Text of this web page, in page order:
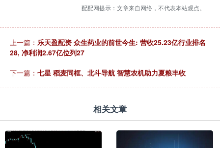
配配网提示：文章来自网络，不代表本站观点。
上一篇： 乐天盈配资 众生药业的前世今生: 营收25.23亿行业排名
28, 净利润2.67亿位列27
下一篇： 七星 稻麦同框、北斗导航 智慧农机助力夏粮丰收
相关文章